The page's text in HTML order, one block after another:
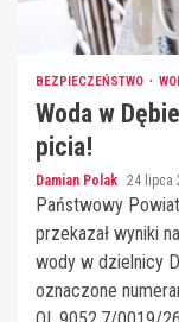
BEZPIECZEŃSTWO
Woda w
picia!
Damian Polak 24 lipca
Państwowy
przekazał wyniki
wody w dzielnicy
oznaczone